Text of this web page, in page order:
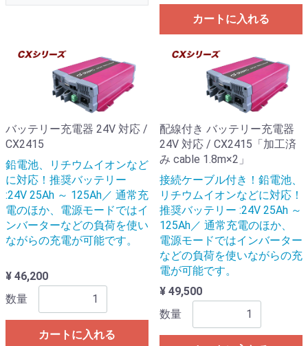
カートに入れる
バッテリー充電器 24V 対応 /
CX2415
鉛電池、リチウムイオンなど
に対応！推奨バッテリー
:24V 25Ah ～ 125Ah／ 通常充
電のほか、電源モードではイ
ンバーターなどの負荷を使い
ながらの充電が可能です。
¥ 46,200
数量
カートに入れる
配線付き バッテリー充電器
24V 対応 / CX2415「加工済
み cable 1.8m×2」
接続ケーブル付き！鉛電池、
リチウムイオンなどに対応！
推奨バッテリー :24V 25Ah ～
125Ah／ 通常充電のほか、
電源モードではインバーター
などの負荷を使いながらの充
電が可能です。
¥ 49,500
数量